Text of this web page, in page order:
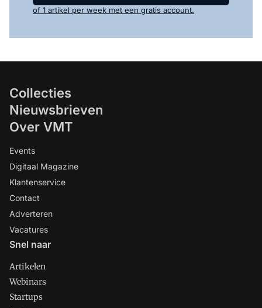
of 1 artikel per week met een gratis account.
Collecties
Nieuwsbrieven
Over VMT
Events
Digitaal Magazine
Klantenservice
Contact
Adverteren
Vacatures
Snel naar
Artikelen
Webinars
Startups